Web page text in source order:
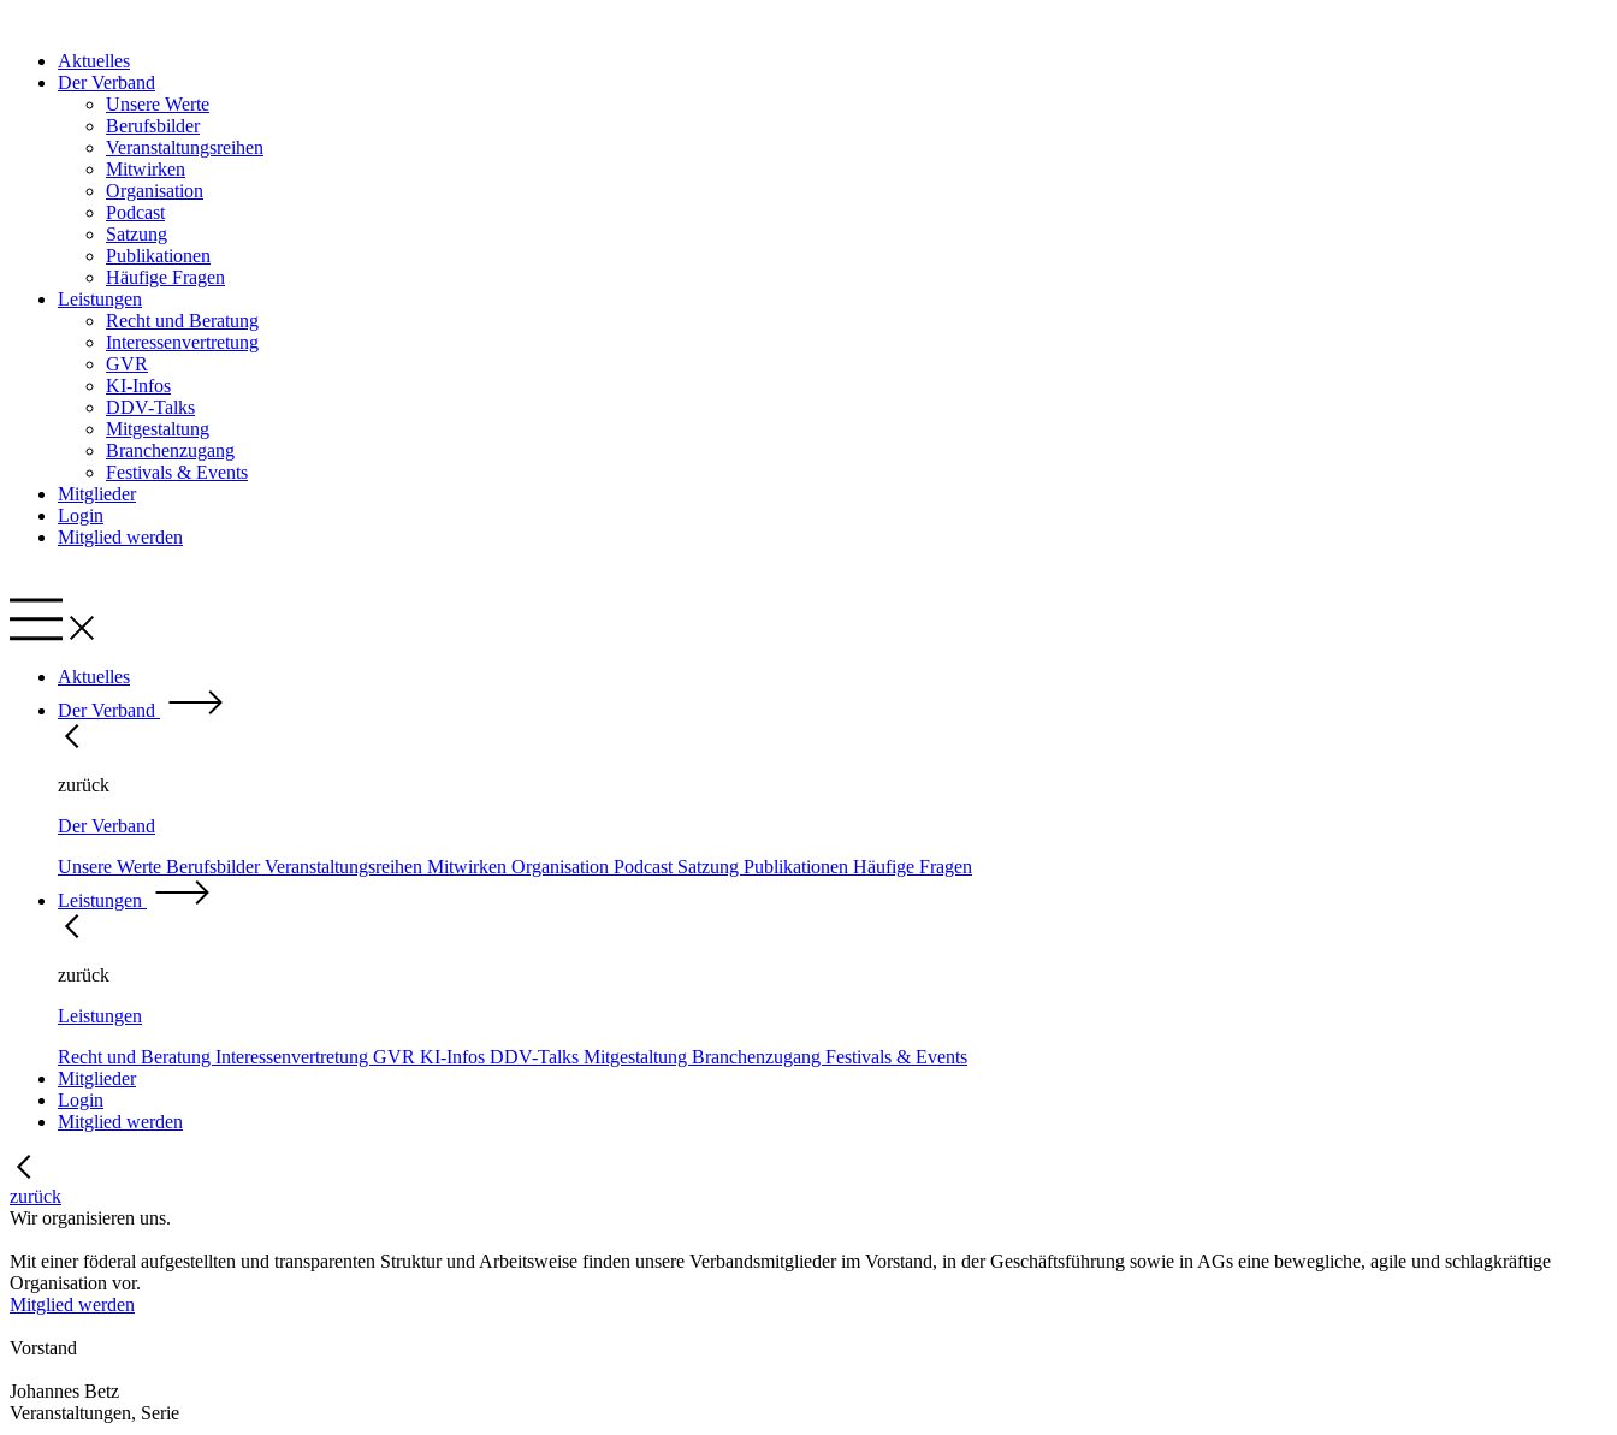
Aktuelles
Der Verband
Unsere Werte
Berufsbilder
Veranstaltungsreihen
Mitwirken
Organisation
Podcast
Satzung
Publikationen
Häufige Fragen
Leistungen
Recht und Beratung
Interessenvertretung
GVR
KI-Infos
DDV-Talks
Mitgestaltung
Branchenzugang
Festivals & Events
Mitglieder
Login
Mitglied werden
Aktuelles
Der Verband
zurück
Der Verband
Unsere Werte BerufsbilderVeranstaltungsreihen Mitwirken Organisation Podcast Satzung Publikationen Häufige Fragen
Leistungen
zurück
Leistungen
Recht und Beratung Interessenvertretung GVR KI-Infos DDV-Talks Mitgestaltung Branchenzugang Festivals & Events
Mitglieder
Login
Mitglied werden
zurück
Wir organisieren uns.
Mit einer föderal aufgestellten und transparenten Struktur und Arbeitsweise finden unsere Verbandsmitglieder im Vorstand, in der Geschäftsführung sowie in AGs eine bewegliche, agile und schlagkräftige
Organisation vor.
Mitglied werden
Vorstand
Johannes Betz
Veranstaltungen, Serie